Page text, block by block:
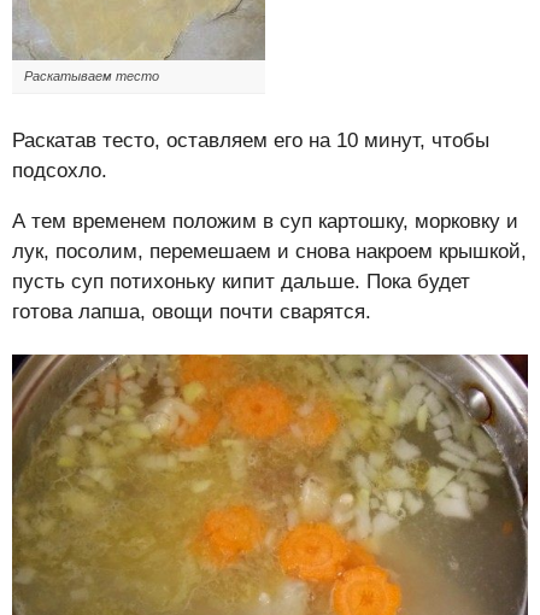
Раскатываем тесто
Раскатав тесто, оставляем его на 10 минут, чтобы
подсохло.
А тем временем положим в суп картошку, морковку и
лук, посолим, перемешаем и снова накроем крышкой,
пусть суп потихоньку кипит дальше. Пока будет
готова лапша, овощи почти сварятся.